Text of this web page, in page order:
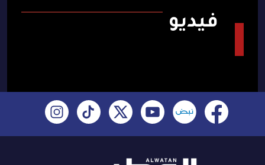
فيديو